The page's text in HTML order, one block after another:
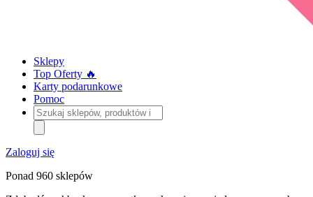
Sklepy
Top Oferty 🔥
Karty podarunkowe
Pomoc
Szukaj
sklepów,
produktów
i
kategorii
Zaloguj się
Ponad 960 sklepów